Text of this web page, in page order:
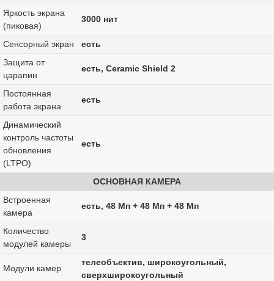
Яркость экрана
(пиковая)
3000 нит
Сенсорный экран
есть
Защита от
царапин
есть, Ceramic Shield 2
Постоянная
работа экрана
есть
Динамический
контроль частоты
обновления
(LTPO)
есть
ОСНОВНАЯ КАМЕРА
Встроенная
камера
есть, 48 Мп + 48 Мп + 48 Мп
Количество
модулей камеры
3
Модули камер
телеобъектив, широкоугольный,
сверхширокоугольный